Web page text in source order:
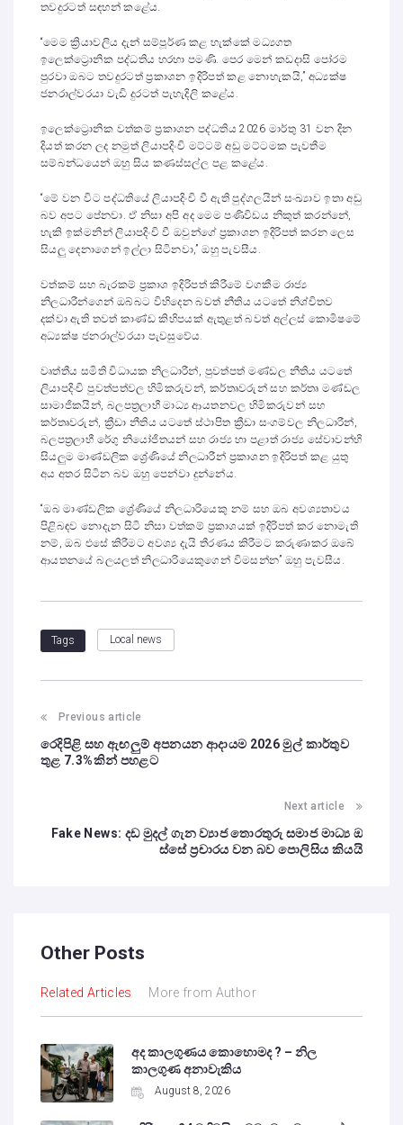
තවදුරටත් සඳහන් කළේය.
“මෙම ක්‍රියාවලිය දැන් සම්පූර්ණ කළ හැක්කේ මධ්‍යගත
ඉලෙක්ට්‍රොනික පද්ධතිය හරහා පමණි. පෙර මෙන් කඩදාසි පෝරම
පුරවා ඔබට තවදුරටත් ප්‍රකාශන ඉදිරිපත් කළ නොහැකයි,” අධ්‍යක්ෂ
ජනරාල්වරයා වැඩි දුරටත් පැහැදිලි කළේය.
ඉලෙක්ට්‍රොනික වත්කම් ප්‍රකාශන පද්ධතිය 2026 මාර්තු 31 වන දින
දියත් කරන ලද නමුත් ලියාපදිංචි මට්ටම් අඩු මට්ටමක පැවතීම
සම්බන්ධයෙන් ඔහු සිය කණස්සල්ල පළ කළේය.
“මේ වන විට පද්ධතියේ ලියාපදිංචි වී ඇති පුද්ගලයින් සංඛ්‍යාව ඉතා අඩු
බව අපට පේනවා. ඒ නිසා අපි අද මෙම පණිවිඩය නිකුත් කරන්නේ,
හැකි ඉක්මනින් ලියාපදිංචි වී ඔවුන්ගේ ප්‍රකාශන ඉදිරිපත් කරන ලෙස
සියලු දෙනාගෙන් ඉල්ලා සිටිනවා,” ඔහු පැවසීය.
වත්කම් සහ බැරකම් ප්‍රකාශ ඉදිරිපත් කිරීමේ වගකීම රාජ්‍ය
නිලධාරීන්ගෙන් ඔබ්බට විහිදෙන බවත් නීතිය යටතේ නිශ්චිතව
දක්වා ඇති තවත් කාණ්ඩ කිහිපයක් ඇතුළත් බවත් අල්ලස් කොමිෂමේ
අධ්‍යක්ෂ ජනරාල්වරයා පැවසුවේය.
වෘත්තීය සමිති විධායක නිලධාරීන්, පුවත්පත් මණ්ඩල නීතිය යටතේ
ලියාපදිංචි පුවත්පත්වල හිමිකරුවන්, කර්තෘවරුන් සහ කර්තෘ මණ්ඩල
සාමාජිකයින්, බලපත්‍රලාභී මාධ්‍ය ආයතනවල හිමිකරුවන් සහ
කර්තෘවරුන්, ක්‍රීඩා නීතිය යටතේ ස්ථාපිත ක්‍රීඩා සංගම්වල නිලධාරීන්,
බලපත්‍රලාභී රේගු නියෝජිතයන් සහ රාජ්‍ය හා පළාත් රාජ්‍ය සේවාවන්හි
සියලුම මාණ්ඩලික ශ්‍රේණියේ නිලධාරීන් ප්‍රකාශන ඉදිරිපත් කළ යුතු
අය අතර සිටින බව ඔහු පෙන්වා දුන්නේය.
“ඔබ මාණ්ඩලික ශ්‍රේණියේ නිලධාරියෙකු නම් සහ ඔබ අවශ්‍යතාවය
පිළිබඳව නොදැන සිටි නිසා වත්කම් ප්‍රකාශයක් ඉදිරිපත් කර නොමැති
නම්, ඔබ එසේ කිරීමට අවශ්‍ය දැයි තීරණය කිරීමට කරුණාකර ඔබේ
ආයතනයේ බලයලත් නිලධාරියෙකුගෙන් විමසන්න” ඔහු පැවසීය.
Tags Local news
Previous article
රෙදිපිළි සහ ඇඟලුම් අපනයන ආදායම 2026 මුල් කාර්තුව
තුළ 7.3%කින් පහළට
Next article
Fake News: දඩ මුදල් ගැන ව්‍යාජ තොරතුරු සමාජ මාධ්‍ය ඔ
ස්සේ ප්‍රචාරය වන බව පොලිසිය කියයි
Other Posts
Related Articles More from Author
අද කාලගුණය කොහොමද ? – නිල
කාලගුණ අනාවැකිය
August 8, 2026